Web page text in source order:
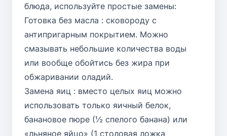
блюда, используйте простые замены:
Готовка без масла : сковороду с
антипригарным покрытием. Можно
смазывать небольшие количества воды
или вообще обойтись без жира при
обжаривании оладий.
Замена яиц : вместо целых яиц можно
использовать только яичный белок,
банановое пюре (½ спелого банана) или
«льняное яйцо» (1 столовая ложка